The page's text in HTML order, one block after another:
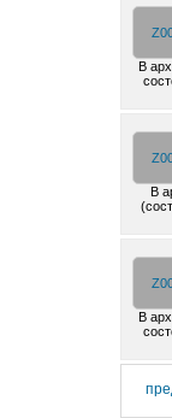
В
В
В